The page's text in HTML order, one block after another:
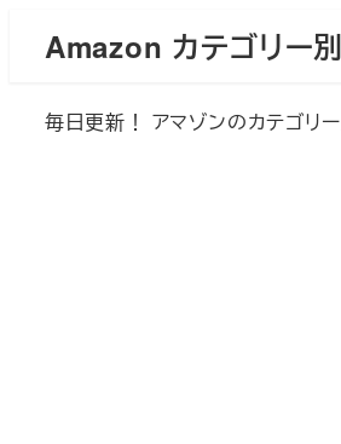
Amazon カテゴリー
毎日更新！ アマゾンのカテゴリ